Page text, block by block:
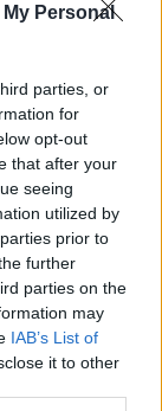
Personal
parties, or
for
opt-out
that after your
seeing
utilized by
prior to
further
parties on the
may
IAB’s List of
it to other
de